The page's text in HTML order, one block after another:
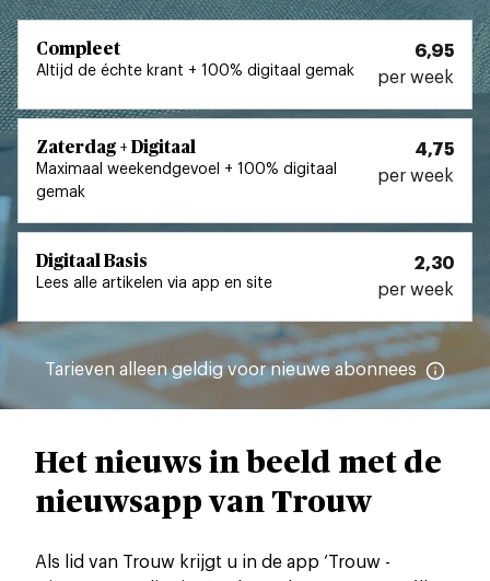
Compleet
Altijd de échte krant + 100% digitaal gemak
6,95
per week
Zaterdag + Digitaal
Maximaal weekendgevoel + 100% digitaal
gemak
4,75
per week
Digitaal Basis
Lees alle artikelen via app en site
2,30
per week
Tarieven alleen geldig voor nieuweabonnees
Het nieuws in beeld met de
nieuwsapp van Trouw
Als lid van Trouw krijgt u in de app ‘Trouw -